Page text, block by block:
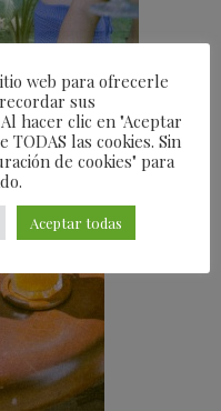
web para ofrecerle
sus
hacer clic en "Aceptar
las cookies. Sin
de cookies" para
Aceptar todas